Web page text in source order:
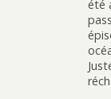
été